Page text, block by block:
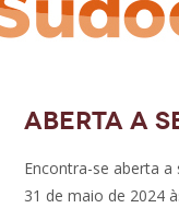
Aberta a
Encontra-se aberta
31 de maio de 2024